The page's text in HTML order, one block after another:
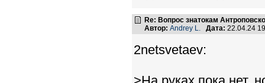
Re: Вопрос знатокам
Автор: Andrey L. Дата: 22.04.24
2netsvetaev: